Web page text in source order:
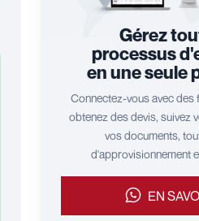
Gérez
processus
en une seule
Connectez-vous avec des
obtenez des devis, suivez
vos documents,
d'approvisionnement
EN